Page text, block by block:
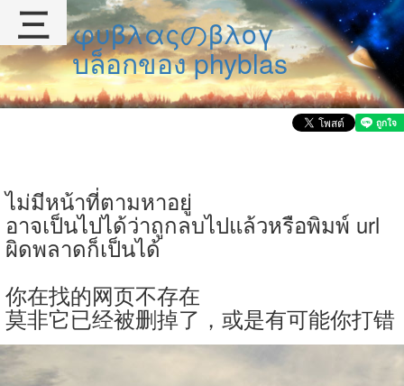
φυβλαςのβλογ
บล็อกของ phyblas
ไม่มีหน้าที่ตามหาอยู่
อาจเป็นไปได้ว่าถูกลบไปแล้วหรือพิมพ์ url
ผิดพลาดก็เป็นได้
你在找的网页不存在
莫非它已经被删掉了，或是有可能你打错
三